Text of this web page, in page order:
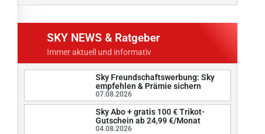
SKY NEWS & Ratgeber
Immer aktuell und informativ
Sky Freundschaftswerbung: Sky
empfehlen & Prämie sichern
07.08.2026
Sky Abo + gratis 100 € Trikot-
Gutschein ab 24,99 €/Monat
04.08.2026